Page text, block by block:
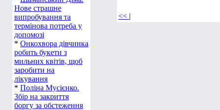
Нове страшне
випробування та
термінова потреба у
допомозі
* Онкохвора дівчинка
робить букети з
мильних квітів, щоб
заробити на
лікування
* Поліна Мусієнко.
Збір на закриття
боргу за обстеження
<< |